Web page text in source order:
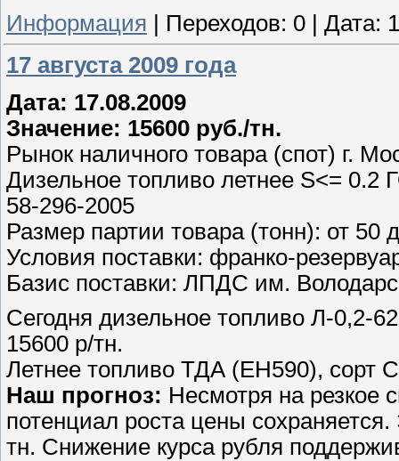
Информация | Переходов: 0 | Дата:
17 августа 2009 года
Дата: 17.08.2009
Значение: 15600 руб./тн.
Рынок наличного товара (спот) г.
Дизельное топливо летнее S<=
58-296-2005
Размер партии товара (тонн): от 50
Условия поставки: франко-
Базис поставки: ЛПДС им.
Сегодня дизельное топливо Л-0,2-
15600 р/тн.
Летнее топливо ТДА (ЕН590), сорт
Наш прогноз: Несмотря на резкое
потенциал роста цены
тн. Снижение курса рубля